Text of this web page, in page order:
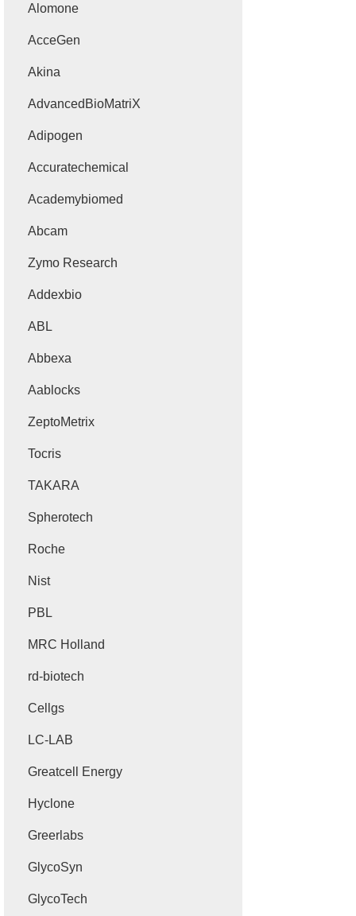
Alomone
AcceGen
Akina
AdvancedBioMatriX
Adipogen
Accuratechemical
Academybiomed
Abcam
Zymo Research
Addexbio
ABL
Abbexa
Aablocks
ZeptoMetrix
Tocris
TAKARA
Spherotech
Roche
Nist
PBL
MRC Holland
rd-biotech
Cellgs
LC-LAB
Greatcell Energy
Hyclone
Greerlabs
GlycoSyn
GlycoTech